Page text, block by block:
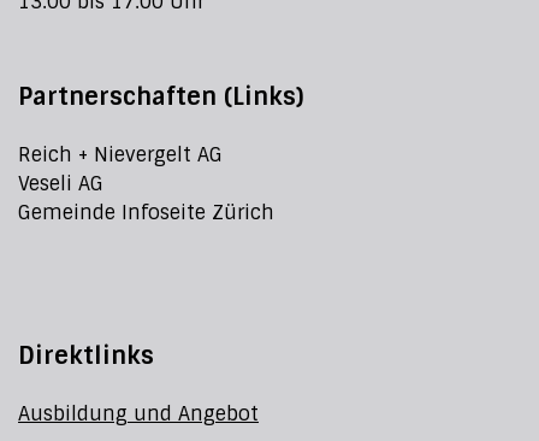
Partnerschaften (Links)
Reich + Nievergelt AG
Veseli AG
Gemeinde Infoseite Zürich
Direktlinks
Ausbildung und Angebot